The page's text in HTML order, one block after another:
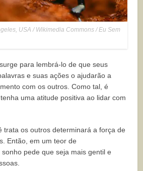
USA / Wikimedia Commons / Eu Sem
para lembrá-lo de que seus
e suas ações o ajudarão a
com os outros. Como tal, é
uma atitude positiva ao lidar com
trata os outros determinará a força de
Então, em um teor de
sonho pede que seja mais gentil e